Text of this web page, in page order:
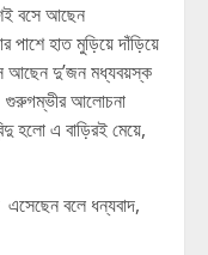
বসে আছেন
পাশে হাত মুড়িয়ে দাঁড়িয়ে
আছেন দু’জন মধ্যবয়স্ক
গুরুগম্ভীর আলোচনা
হলো এ বাড়িরই মেয়ে,
বলে ধন্যবাদ,